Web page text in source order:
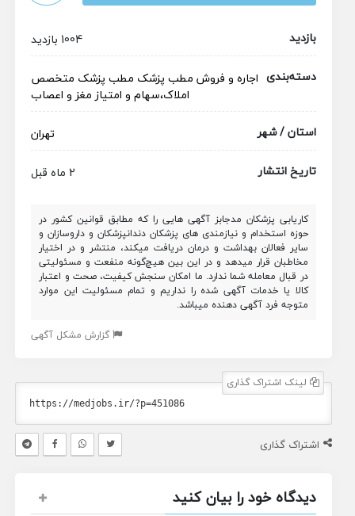
بازدید
1004 بازدید
دسته‌بندی اجاره و فروش مطب پزشک مطب پزشک متخصص
املاک،سهام و امتیاز مغز و اعصاب
استان / شهر
تهران
تاریخ انتشار
2 ماه قبل
کاریابی پزشکان مدجابز آگهی هایی را که مطابق قوانین کشور در
حوزه استخدام و نیازمندی های پزشکان دندانپزشکان و داروسازان و
سایر فعالان بهداشت و درمان دریافت میکند، منتشر و در اختیار
مخاطبان قرار میدهد و در این بین هیچ‌گونه منفعت و مسئولیتی
در قبال معامله شما ندارد. ما امکان سنجش کیفیت، صحت و اعتبار
کالا یا خدمات آگهی شده را نداریم و تمام مسئولیت این موارد
متوجه فرد آگهی دهنده میباشد.
گزارش مشکل آگهی
لینک اشتراک گذاری
اشتراک گذاری
دیدگاه خود را بیان کنید